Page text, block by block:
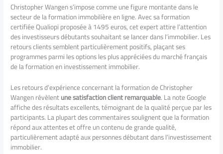
Christopher Wangen s’impose comme une figure montante dans le
secteur de la formation immobilière en ligne. Avec sa formation
certifiée Qualiopi proposée à 1495 euros, cet expert attire l’attention
des investisseurs débutants souhaitant se lancer dans l’immobilier. Les
retours clients semblent particulièrement positifs, plaçant ses
programmes parmi les options les plus appréciées du marché français
de la formation en investissement immobilier.
Les retours d’expérience concernant la formation de Christopher
Wangen révèlentune satisfaction client remarquable. La note Google
affiche des résultats excellents, témoignant de la qualité perçue par les
participants. La plupart des commentaires soulignent que la formation
répond aux attentes et offre un contenu de grande qualité,
particulièrement adapté aux personnes débutant dans l’investissement
immobilier.